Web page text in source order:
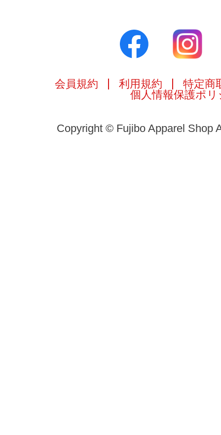
会員規約 利用規約
特定商
個人情報保護ポリ
Copyright © Fujibo Apparel Shop